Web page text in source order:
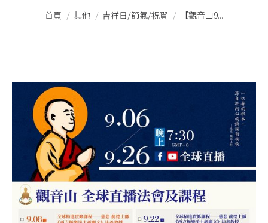
您在這裡：
首頁 其他 吉祥日/節氣/祝賀 【觀音山9...